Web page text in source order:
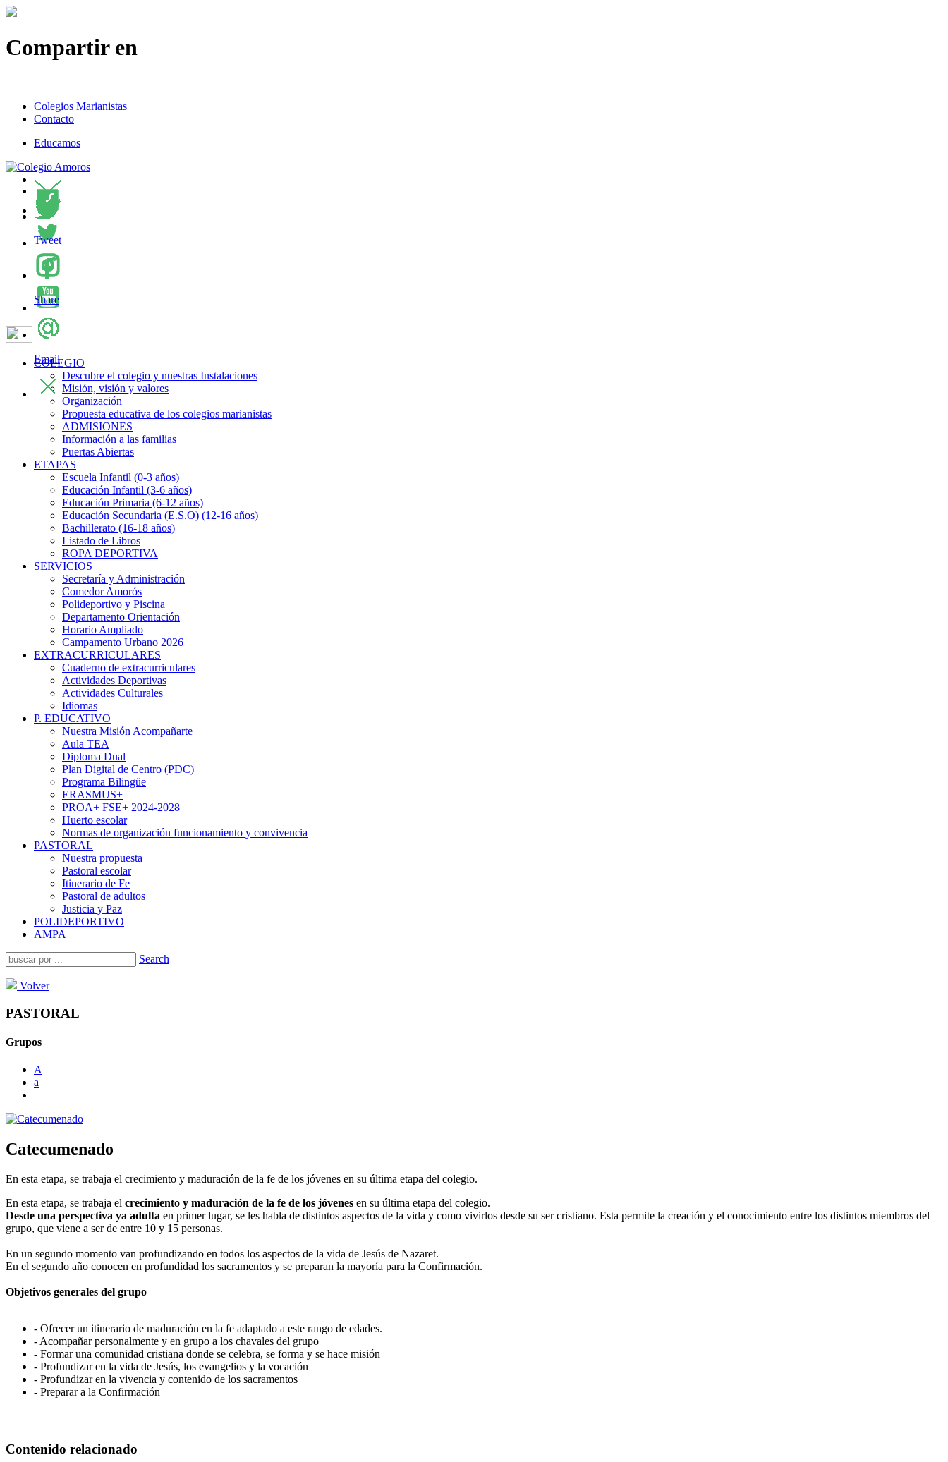
Compartir en
Tweet
Share
Email
Colegios Marianistas
Contacto
Educamos
COLEGIO
Descubre el colegio y nuestras Instalaciones
Misión, visión y valores
Organización
Propuesta educativa de los colegios marianistas
ADMISIONES
Información a las familias
Puertas Abiertas
ETAPAS
Escuela Infantil (0-3 años)
Educación Infantil (3-6 años)
Educación Primaria (6-12 años)
Educación Secundaria (E.S.O) (12-16 años)
Bachillerato (16-18 años)
Listado de Libros
ROPA DEPORTIVA
SERVICIOS
Secretaría y Administración
Comedor Amorós
Polideportivo y Piscina
Departamento Orientación
Horario Ampliado
Campamento Urbano 2026
EXTRACURRICULARES
Cuaderno de extracurriculares
Actividades Deportivas
Actividades Culturales
Idiomas
P. EDUCATIVO
Nuestra Misión Acompañarte
Aula TEA
Diploma Dual
Plan Digital de Centro (PDC)
Programa Bilingüe
ERASMUS+
PROA+ FSE+ 2024-2028
Huerto escolar
Normas de organización funcionamiento y convivencia
PASTORAL
Nuestra propuesta
Pastoral escolar
Itinerario de Fe
Pastoral de adultos
Justicia y Paz
POLIDEPORTIVO
AMPA
Search
Volver
PASTORAL
Grupos
A
a
Catecumenado
En esta etapa, se trabaja el crecimiento y maduración de la fe de los jóvenes en su última etapa del colegio.
En esta etapa, se trabaja el crecimiento y maduración de la fe de los jóvenes en su última etapa del colegio.
Desde una perspectiva ya adulta en primer lugar, se les habla de distintos aspectos de la vida y como vivirlos desde su ser cristiano. Esta permite la creación y el conocimiento entre los distintos miembros del
grupo, que viene a ser de entre 10 y 15 personas.
En un segundo momento van profundizando en todos los aspectos de la vida de Jesús de Nazaret.
En el segundo año conocen en profundidad los sacramentos y se preparan la mayoría para la Confirmación.
Objetivos generales del grupo
- Ofrecer un itinerario de maduración en la fe adaptado a este rango de edades.
- Acompañar personalmente y en grupo a los chavales del grupo
- Formar una comunidad cristiana donde se celebra, se forma y se hace misión
- Profundizar en la vida de Jesús, los evangelios y la vocación
- Profundizar en la vivencia y contenido de los sacramentos
- Preparar a la Confirmación
Contenido relacionado